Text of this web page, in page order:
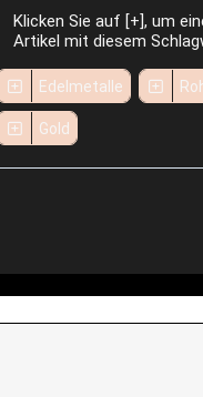
Klicken Sie auf [+], um
Artikel mit diesem
Edelmetalle
Gold